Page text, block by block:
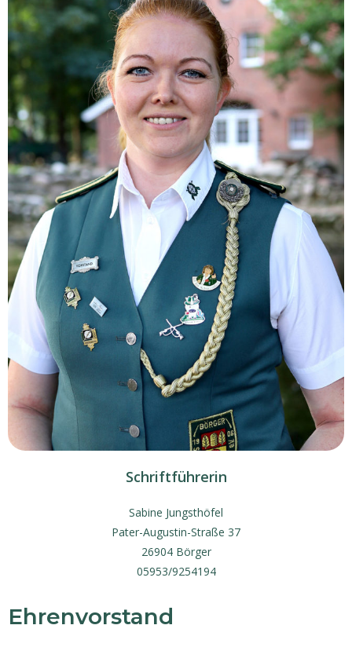
Schriftführerin
Sabine Jungsthöfel
Pater-Augustin-Straße 37
26904 Börger
05953/9254194
Ehrenvorstand